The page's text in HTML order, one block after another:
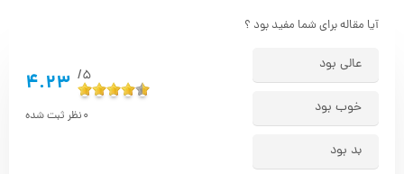
آیا مقاله برای شما مفید بود ؟
عالی بود
خوب بود
بد بود
5/
4.23
0نظر ثبت شده